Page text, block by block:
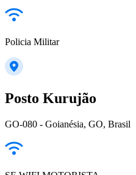
Policia Militar
Posto Kurujão
GO-080 - Goianésia, GO, Brasil